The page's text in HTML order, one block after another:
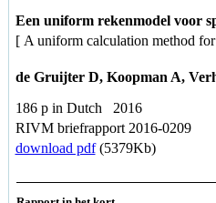
Een uniform rekenmodel voor
[ A uniform calculation method
de Gruijter D, Koopman A,
186 p in Dutch 2016
RIVM briefrapport 2016-0209
download pdf(5379Kb)